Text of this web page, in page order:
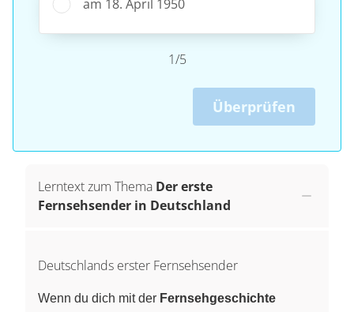
am 18. April 1950
1/5
Überprüfen
Lerntext zum Thema Der erste
Fernsehsender in Deutschland
Deutschlands erster Fernsehsender
Wenn du dich mit der Fernsehgeschichte